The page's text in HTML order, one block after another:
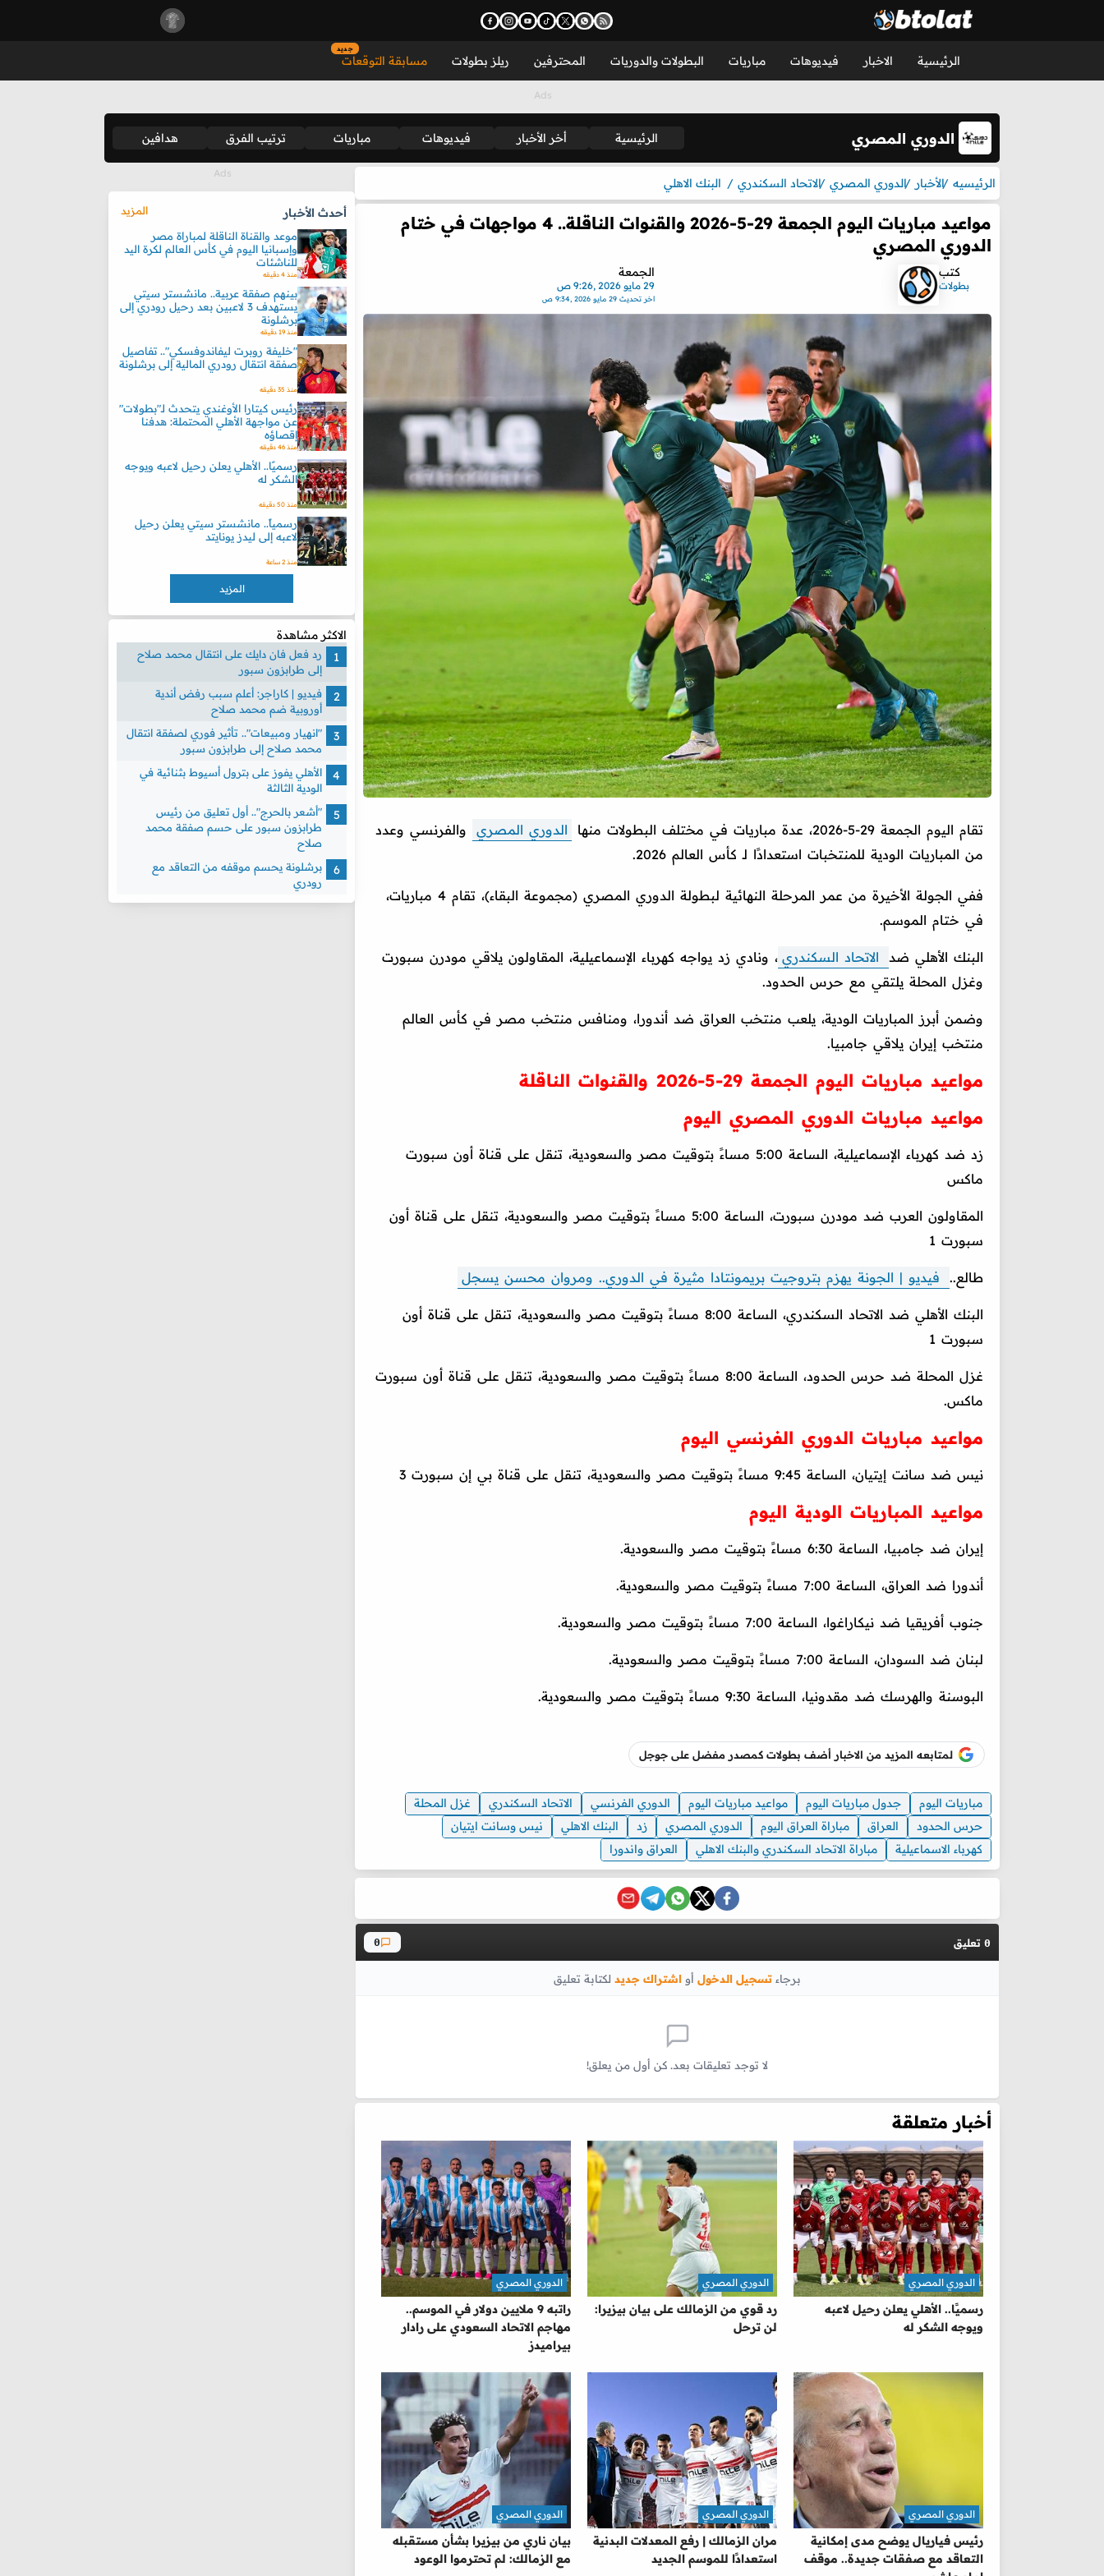
الرئيسية الاخبار فيديوهات مباريات البطولات والدوريات المحترفين ريلز بطولات مسابقة التوقعات
جديد
الدوري المصري الرئيسية أخر الأخبار فيديوهات مباريات ترتيب الفرق هدافين
الرئيسيه الأخبار الدوري المصري الاتحاد السكندري البنك الاهلي
مواعيد مباريات اليوم الجمعة 29-5-2026 والقنوات الناقلة.. 4 مواجهات في ختام
الدوري المصري
كتب
بطولات
الجمعة
29 مايو 2026 ,9:26 ص
اخر تحديث 29 مايو 2026 ,9:34 ص
تقام اليوم الجمعة 29-5-2026، عدة مباريات في مختلف البطولات منها الدوري المصري
والفرنسي وعدد
من المباريات الودية للمنتخبات استعدادًا لـ كأس العالم 2026.
ففي الجولة الأخيرة من عمر المرحلة النهائية لبطولة الدوري المصري (مجموعة البقاء)، تقام 4 مباريات،
في ختام الموسم.
البنك الأهلي ضد الاتحاد السكندري ، ونادي زد يواجه كهرباء الإسماعيلية، المقاولون يلاقي مودرن سبورت
وغزل المحلة يلتقي مع حرس الحدود.
وضمن أبرز المباريات الودية، يلعب منتخب العراق ضد أندورا، ومنافس منتخب مصر في كأس العالم
منتخب إيران يلاقي جامبيا.
مواعيد مباريات اليوم الجمعة 29-5-2026 والقنوات الناقلة
مواعيد مباريات الدوري المصري اليوم
زد ضد كهرباء الإسماعيلية، الساعة 5:00 مساءً بتوقيت مصر والسعودية، تنقل على قناة أون سبورت
ماكس
المقاولون العرب ضد مودرن سبورت، الساعة 5:00 مساءً بتوقيت مصر والسعودية، تنقل على قناة أون
سبورت 1
طالع.. فيديو | الجونة يهزم بتروجيت بريمونتادا مثيرة في الدوري.. ومروان محسن يسجل
البنك الأهلي ضد الاتحاد السكندري، الساعة 8:00 مساءً بتوقيت مصر والسعودية، تنقل على قناة أون
سبورت 1
غزل المحلة ضد حرس الحدود، الساعة 8:00 مساءً بتوقيت مصر والسعودية، تنقل على قناة أون سبورت
ماكس.
مواعيد مباريات الدوري الفرنسي اليوم
نيس ضد سانت إيتيان، الساعة 9:45 مساءً بتوقيت مصر والسعودية، تنقل على قناة بي إن سبورت 3
مواعيد المباريات الودية اليوم
إيران ضد جامبيا، الساعة 6:30 مساءً بتوقيت مصر والسعودية.
أندورا ضد العراق، الساعة 7:00 مساءً بتوقيت مصر والسعودية.
جنوب أفريقيا ضد نيكاراغوا، الساعة 7:00 مساءً بتوقيت مصر والسعودية.
لبنان ضد السودان، الساعة 7:00 مساءً بتوقيت مصر والسعودية.
البوسنة والهرسك ضد مقدونيا، الساعة 9:30 مساءً بتوقيت مصر والسعودية.
لمتابعه المزيد من الاخبار أضف بطولات كمصدر مفضل على جوجل
مباريات اليوم جدول مباريات اليوم مواعيد مباريات اليوم الدوري الفرنسي الاتحاد السكندري
غزل المحلة
حرس الحدود
العراق مباراة العراق اليوم الدوري المصري زد البنك الاهلي
نيس وسانت ايتيان
كهرباء الاسماعيلية
مباراة الاتحاد السكندري والبنك الاهلي العراق واندورا
0 تعليق 0
برجاء تسجيل الدخول أو اشتراك جديد لكتابة تعليق
لا توجد تعليقات بعد. كن أول من يعلق!
أخبار متعلقة
رسميًا.. الأهلي يعلن رحيل لاعبه
ويوجه الشكر له
الدوري المصري
رد قوي من الزمالك على بيان بيزيرا:
لن ترحل
الدوري المصري
راتبه 9 ملايين دولار في الموسم..
مهاجم الاتحاد السعودي على رادار
بيراميدز
الدوري المصري
رئيس فياريال يوضح مدى إمكانية
التعاقد مع صفقات جديدة.. موقف
الدوري المصري
مران الزمالك | رفع المعدلات البدنية
استعدادًا للموسم الجديد
الدوري المصري
بيان ناري من بيزيرا بشأن مستقبله
مع الزمالك: لم تحترموا الوعود
الدوري المصري
أحدث الأخبار
المزيد
موعد والقناة الناقلة لمباراة مصر
وإسبانيا اليوم في كأس العالم لكرة اليد
للناشئات
منذ 4 دقيقه
بينهم صفقة عربية.. مانشستر سيتي
يستهدف 3 لاعبين بعد رحيل رودري إلى
برشلونة
منذ 19 دقيقه
"خليفة روبرت ليفاندوفسكي".. تفاصيل
صفقة انتقال رودري المالية إلى برشلونة
منذ 35 دقيقه
رئيس كيتارا الأوغندي يتحدث لـ"بطولات"
عن مواجهة الأهلي المحتملة: هدفنا
إقصاؤه
منذ 46 دقيقه
رسميًا.. الأهلي يعلن رحيل لاعبه ويوجه
الشكر له
منذ 50 دقيقه
رسمياً.. مانشستر سيتي يعلن رحيل
لاعبه إلى ليدز يونايتد
منذ 2 ساعة
المزيد
الاكثر مشاهدة
رد فعل فان دايك على انتقال محمد صلاح
إلى طرابزون سبور
فيديو | كاراجر: أعلم سبب رفض أندية
أوروبية ضم محمد صلاح
"انهيار ومبيعات".. تأثير فوري لصفقة انتقال
محمد صلاح إلى طرابزون سبور
الأهلي يفوز على بترول أسيوط بثنائية في
الودية الثالثة
"أشعر بالحرج".. أول تعليق من رئيس
طرابزون سبور على حسم صفقة محمد
صلاح
برشلونة يحسم موقفه من التعاقد مع
رودري